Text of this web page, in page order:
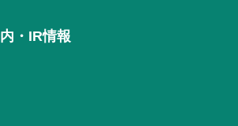
・IR情報